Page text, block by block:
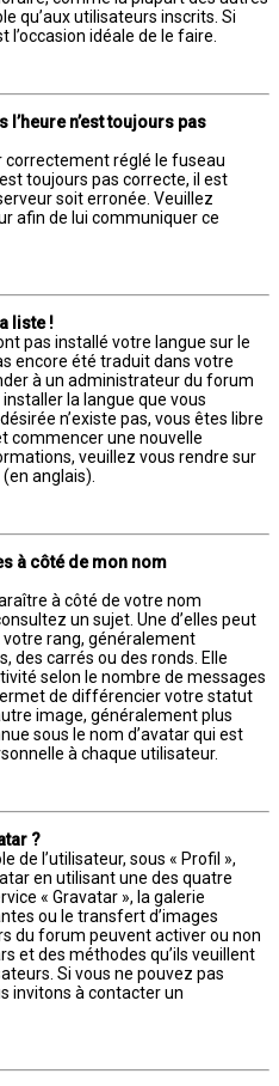
qu’aux utilisateurs inscrits. Si
l’occasion idéale de le faire.
n’est toujours pas
correctement réglé le fuseau
toujours pas correcte, il est
soit erronée. Veuillez
afin de lui communiquer ce
liste !
pas installé votre langue sur le
encore été traduit dans votre
à un administrateur du forum
installer la langue que vous
n’existe pas, vous êtes libre
commencer une nouvelle
veuillez vous rendre sur
anglais).
à côté de mon nom
à côté de votre nom
un sujet. Une d’elles peut
rang, généralement
des carrés ou des ronds. Elle
selon le nombre de messages
de différencier votre statut
image, généralement plus
sous le nom d’avatar qui est
à chaque utilisateur.
?
de l’utilisateur, sous « Profil »,
en utilisant une des quatre
« Gravatar », la galerie
ou le transfert d’images
du forum peuvent activer ou non
et des méthodes qu’ils veuillent
Si vous ne pouvez pas
invitons à contacter un